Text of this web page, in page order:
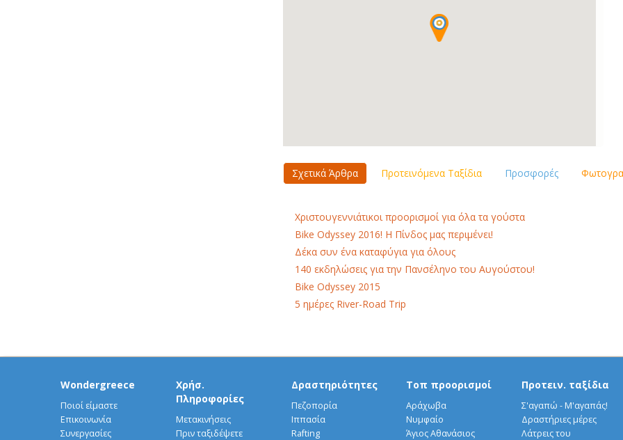
Σχετικά Άρθρα Προτεινόμενα Ταξίδια Προσφορές
Χριστουγεννιάτικοι προορισμοί για όλα τα γούστα
Bike Odyssey 2016! H Πίνδος μας περιμένει!
Δέκα συν ένα καταφύγια για όλους
140 εκδηλώσεις για την Πανσέληνο του Αυγούστου!
Bike Odyssey 2015
5 ημέρες River-Road Trip
Wondergreece
Ποιοί είμαστε
Επικοινωνία
Συνεργασίες
Χρήσ.
Πληροφορίες
Μετακινήσεις
Πριν ταξιδέψετε
Δραστηριότητες
Πεζοπορία
Ιππασία
Rafting
Τοπ προορισμοί
Αράχωβα
Νυμφαίο
Άγιος Αθανάσιος
Προτειν. ταξίδια
Σ'αγαπώ - Μ'αγαπάς!
Δραστήριες μέρες
Λάτρεις του